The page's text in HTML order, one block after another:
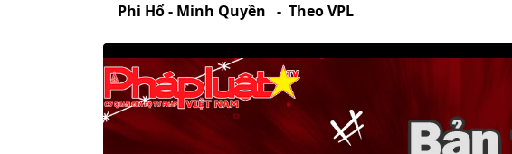
Phi Hổ - Minh Quyền - Theo VPL